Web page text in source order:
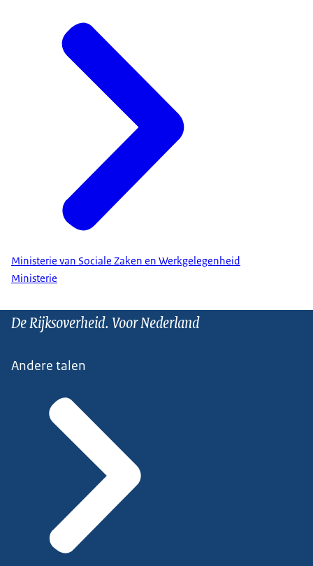
Ministerie van Sociale Zaken en Werkgelegenheid
Ministerie
De Rijksoverheid. Voor Nederland
Andere talen